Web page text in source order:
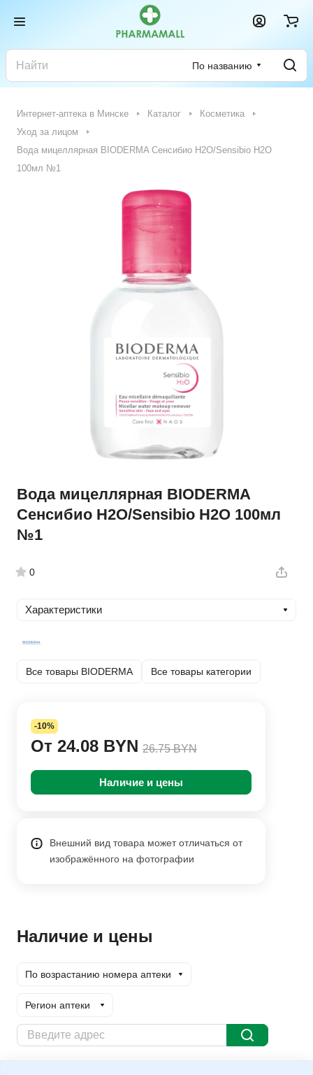
По названию
Интернет-аптека в Минске Каталог
Косметика
Уход за лицом
Вода мицеллярная BIODERMA Сенсибио H2O/Sensibio H2O
100мл №1
Вода мицеллярная BIODERMA
Сенсибио H2O/Sensibio H2O 100мл
№1
0
Характеристики
Все товары BIODERMA Все товары категории
-10%
От 24.08 BYN 26.75 BYN
Наличие и цены
Внешний вид товара может отличаться от
изображённого на фотографии
Наличие и цены
По возрастанию номера аптеки
Регион аптеки
Доставка курьером Заказать